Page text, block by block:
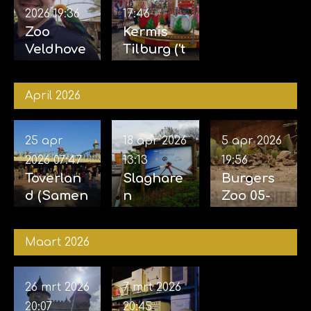
Zoo
Veldhove
2026
2026 19:36
Kermis
Tilburg ('t
05-2026
17:46
April 2026
Toverlan
d (Samen
Sophie)
24-04-
2026
25 apr
2026 07:47
Slaghare
n
Sky Sifter
2026
18 apr 2026
13:13
Burgers
Zoo 05-
5 apr 2026
19:56
Maart 2026
26 mrt 2026
20:07
7 mrt 2026
20:45